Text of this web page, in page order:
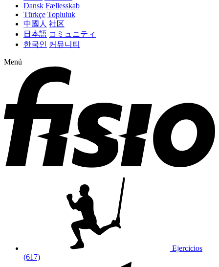
Dansk Fællesskab
Türkçe Topluluk
中國人 社区
日本語 コミュニティ
한국인 커뮤니티
Menú
Ejercicios
(617)